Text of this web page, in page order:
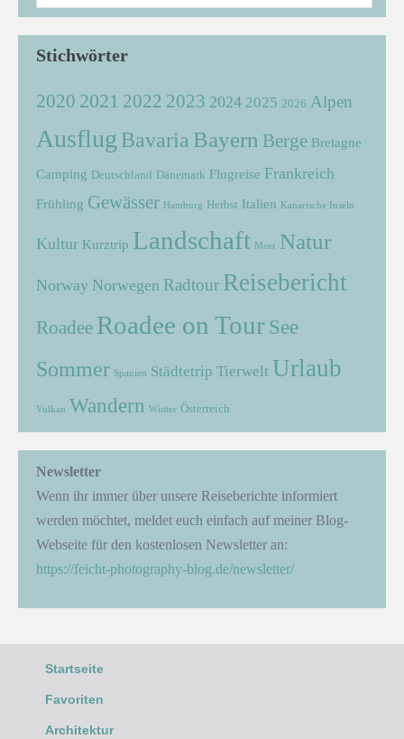
Stichwörter
2020 2021 2022 2023 2024 2025 2026 Alpen
Ausflug Bavaria Bayern Berge Bretagne
Camping Deutschland Dänemark Flugreise Frankreich
Frühling Gewässer Hamburg Herbst Italien Kanarische Inseln
Kultur Kurztrip Landschaft Meer Natur
Norway Norwegen Radtour Reisebericht
Roadee Roadee on Tour See
Sommer Spanien Städtetrip Tierwelt Urlaub
Vulkan Wandern Winter Österreich
Newsletter
Wenn ihr immer über unsere Reiseberichte informiert
werden möchtet, meldet euch einfach auf meiner Blog-
Webseite für den kostenlosen Newsletter an:
https://feicht-photography-blog.de/newsletter/
Startseite
Favoriten
Architektur